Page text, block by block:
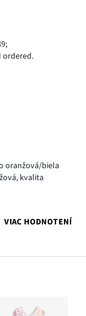
ordered.
oranžová/biela
kvalita
VIAC HODNOTENÍ